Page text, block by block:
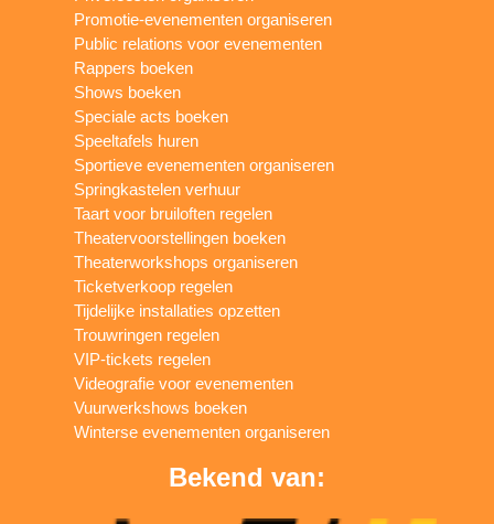
Promotie-evenementen organiseren
Public relations voor evenementen
Rappers boeken
Shows boeken
Speciale acts boeken
Speeltafels huren
Sportieve evenementen organiseren
Springkastelen verhuur
Taart voor bruiloften regelen
Theatervoorstellingen boeken
Theaterworkshops organiseren
Ticketverkoop regelen
Tijdelijke installaties opzetten
Trouwringen regelen
VIP-tickets regelen
Videografie voor evenementen
Vuurwerkshows boeken
Winterse evenementen organiseren
Bekend van: